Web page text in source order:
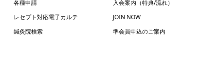
各種申請
レセプト対応電子カルテ
鍼灸院検索
入会案内（特典/流れ）
JOIN NOW
準会員申込のご案内